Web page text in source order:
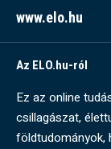
www.elo.hu
Az ELO.hu-ról
Ez az online
csillagászat,
földtudományok,